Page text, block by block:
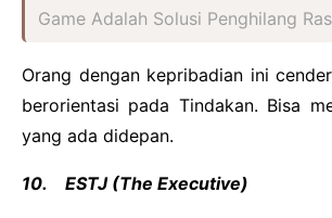
Game Adalah Solusi Penghilang
Orang dengan kepribadian ini
berorientasi pada Tindakan. Bisa
yang ada didepan.
10. ESTJ (The Executive)